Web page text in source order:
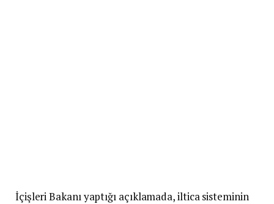
İçişleri Bakanı yaptığı açıklamada, iltica sisteminin